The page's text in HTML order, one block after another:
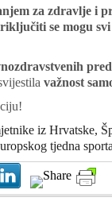
za zdravlje i
se mogu svi
važnost
iz Hrvatske,
tjedna